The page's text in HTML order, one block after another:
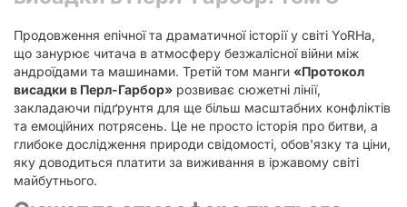
Продовження епічної та драматичної історії у світі YoRHa,
що занурює читача в атмосферу безжалісної війни між
андроїдами та машинами. Третій том манги «Протокол
висадки в Перл-Гарбор» розвиває сюжетні лінії,
закладаючи підґрунтя для ще більш масштабних конфліктів
та емоційних потрясень. Це не просто історія про битви, а
глибоке дослідження природи свідомості, обов'язку та ціни,
яку доводиться платити за виживання в іржавому світі
майбутнього.